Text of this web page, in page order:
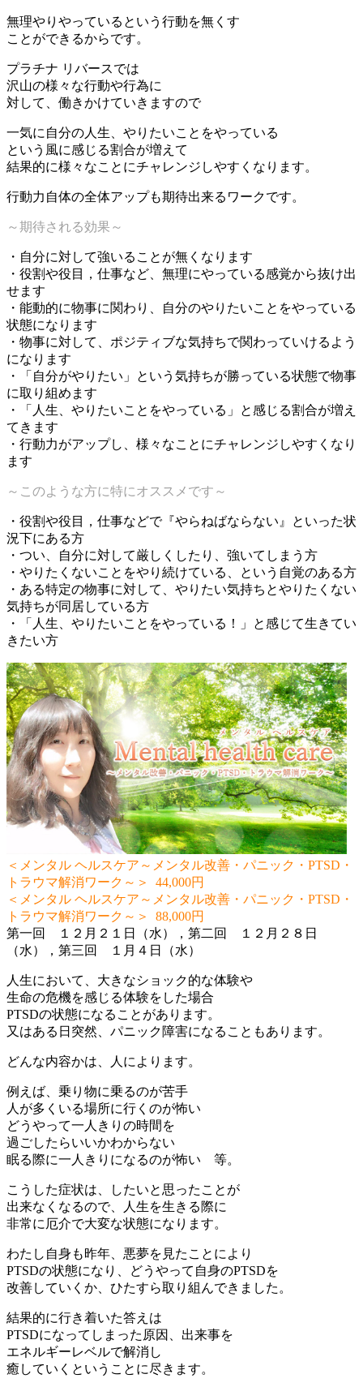
無理やりやっているという行動を無くす
ことができるからです。
プラチナ リバースでは
沢山の様々な行動や行為に
対して、働きかけていきますので
一気に自分の人生、やりたいことをやっている
という風に感じる割合が増えて
結果的に様々なことにチャレンジしやすくなります。
行動力自体の全体アップも期待出来るワークです。
～期待される効果～
・自分に対して強いることが無くなります
・役割や役目，仕事など、無理にやっている感覚から抜け出
せます
・能動的に物事に関わり、自分のやりたいことをやっている
状態になります
・物事に対して、ポジティブな気持ちで関わっていけるよう
になります
・「自分がやりたい」という気持ちが勝っている状態で物事
に取り組めます
・「人生、やりたいことをやっている」と感じる割合が増え
てきます
・行動力がアップし、様々なことにチャレンジしやすくなり
ます
～このような方に特にオススメです～
・役割や役目，仕事などで『やらねばならない』といった状
況下にある方
・つい、自分に対して厳しくしたり、強いてしまう方
・やりたくないことをやり続けている、という自覚のある方
・ある特定の物事に対して、やりたい気持ちとやりたくない
気持ちが同居している方
・「人生、やりたいことをやっている！」と感じて生きてい
きたい方
＜メンタル ヘルスケア～メンタル改善・パニック・PTSD・
トラウマ解消ワーク～＞ 44,000円
＜メンタル ヘルスケア～メンタル改善・パニック・PTSD・
トラウマ解消ワーク～＞ 88,000円
第一回 １２月２１日（水），第二回 １２月２８日
（水），第三回 １月４日（水）
人生において、大きなショック的な体験や
生命の危機を感じる体験をした場合
PTSDの状態になることがあります。
又はある日突然、パニック障害になることもあります。
どんな内容かは、人によります。
例えば、乗り物に乗るのが苦手
人が多くいる場所に行くのが怖い
どうやって一人きりの時間を
過ごしたらいいかわからない
眠る際に一人きりになるのが怖い 等。
こうした症状は、したいと思ったことが
出来なくなるので、人生を生きる際に
非常に厄介で大変な状態になります。
わたし自身も昨年、悪夢を見たことにより
PTSDの状態になり、どうやって自身のPTSDを
改善していくか、ひたすら取り組んできました。
結果的に行き着いた答えは
PTSDになってしまった原因、出来事を
エネルギーレベルで解消し
癒していくということに尽きます。